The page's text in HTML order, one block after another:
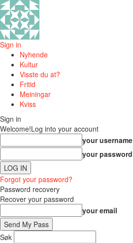
Sign in
Nyhende
Kultur
Visste du at?
Fritid
Meiningar
Kviss
Sign in
Welcome!Log into your account
your username
your password
Forgot your password?
Password recovery
Recover your password
your email
Søk